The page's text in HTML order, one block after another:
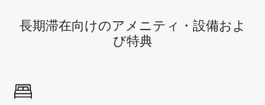
長期滞在向け⁠のア⁠メ⁠ニ⁠テ⁠ィ⁠・設⁠備⁠およ
び特⁠典